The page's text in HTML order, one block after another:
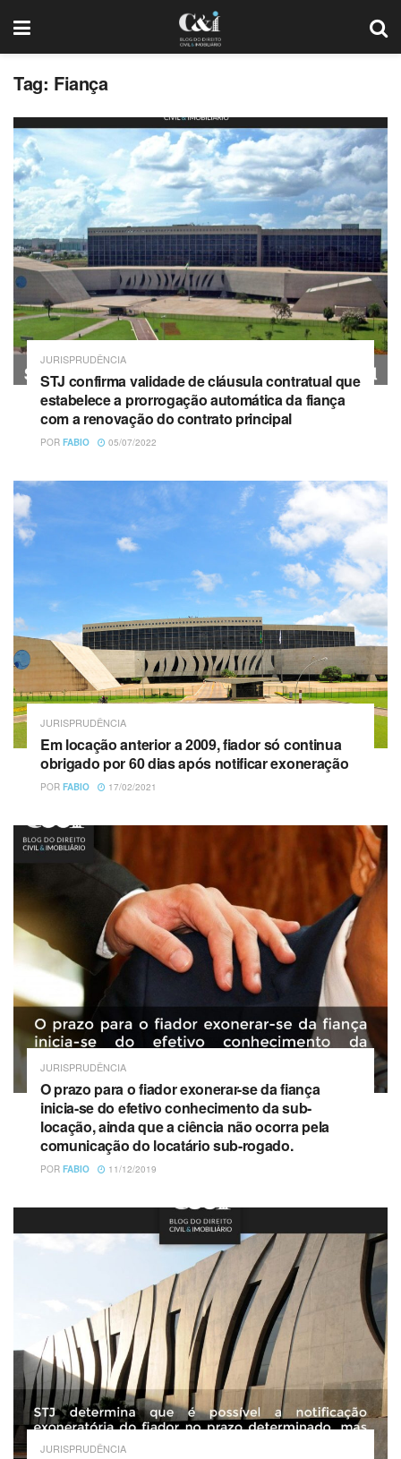
Tag: Fiança
JURISPRUDÊNCIA
STJ confirma validade de cláusula contratual que
estabelece a prorrogação automática da fiança
com a renovação do contrato principal
POR FABIO 05/07/2022
JURISPRUDÊNCIA
Em locação anterior a 2009, fiador só continua
obrigado por 60 dias após notificar exoneração
POR FABIO 17/02/2021
JURISPRUDÊNCIA
O prazo para o fiador exonerar-se da fiança
inicia-se do efetivo conhecimento da sub-
locação, ainda que a ciência não ocorra pela
comunicação do locatário sub-rogado.
POR FABIO 11/12/2019
JURISPRUDÊNCIA